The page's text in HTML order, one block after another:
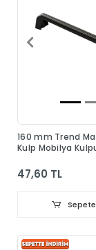
160 mm Trend
Kulp Mobilya
47,60 TL